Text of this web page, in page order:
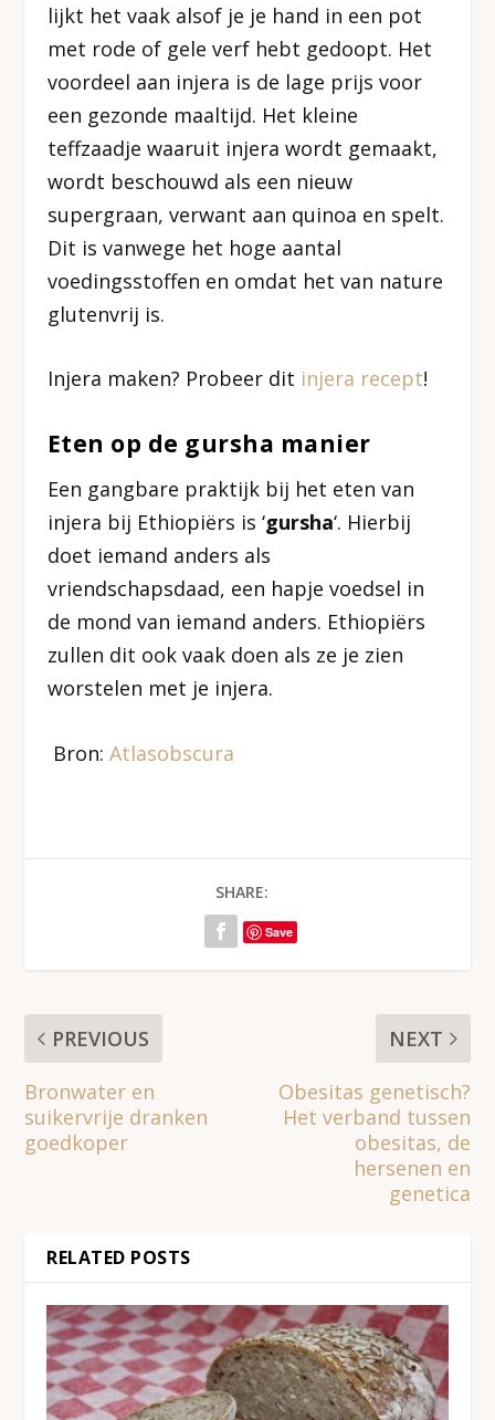
lijkt het vaak alsof je je hand in een pot
met rode of gele verf hebt gedoopt. Het
voordeel aan injera is de lage prijs voor
een gezonde maaltijd. Het kleine
teffzaadje waaruit injera wordt gemaakt,
wordt beschouwd als een nieuw
supergraan, verwant aan quinoa en spelt.
Dit is vanwege het hoge aantal
voedingsstoffen en omdat het van nature
glutenvrij is.
Injera maken? Probeer dit injera recept!
Eten op de gursha manier
Een gangbare praktijk bij het eten van
injera bij Ethiopiërs is ‘gursha‘. Hierbij
doet iemand anders als
vriendschapsdaad, een hapje voedsel in
de mond van iemand anders. Ethiopiërs
zullen dit ook vaak doen als ze je zien
worstelen met je injera.
Bron: Atlasobscura
SHARE:
Save
PREVIOUS
Bronwater en
suikervrije dranken
goedkoper
NEXT
Obesitas genetisch?
Het verband tussen
obesitas, de
hersenen en
genetica
RELATED POSTS